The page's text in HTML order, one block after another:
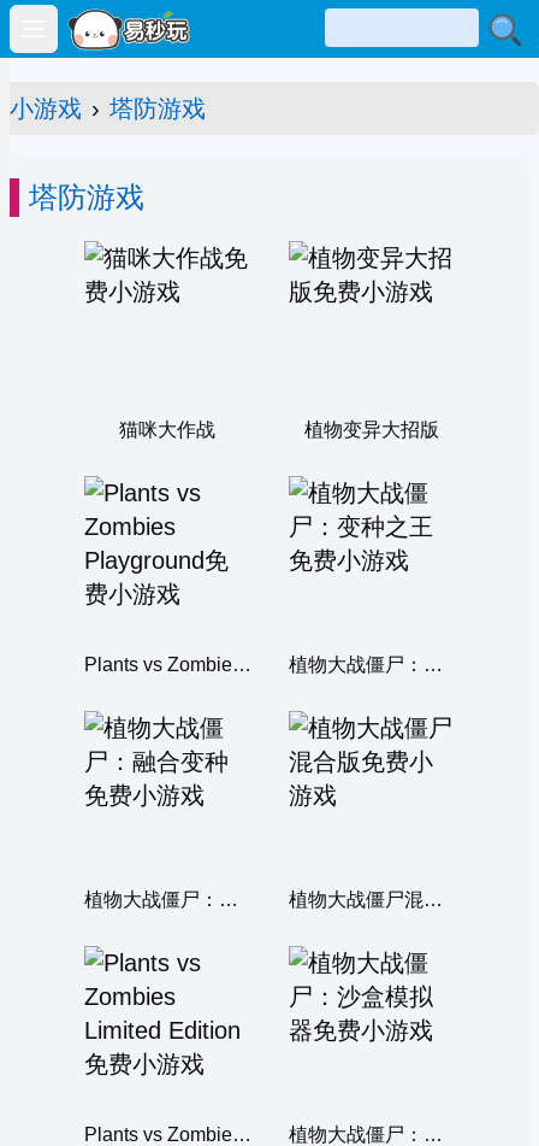
Open main menu
小游戏 › 塔防游戏
塔防游戏
猫咪大作战 植物变异大招版
Plants vs Zombies Playground 植物大战僵尸：变种之王
植物大战僵尸：融合变种 植物大战僵尸混合版
Plants vs Zombies Limited Edition 植物大战僵尸：沙盒模拟器